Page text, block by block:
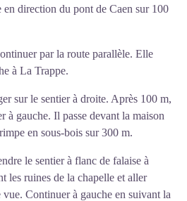
en direction du pont de Caen sur 100
par la route parallèle. Elle
à La Trappe.
sur le sentier à droite. Après 100 m,
à gauche. Il passe devant la maison
en sous-bois sur 300 m.
le sentier à flanc de falaise à
les ruines de la chapelle et aller
Continuer à gauche en suivant la